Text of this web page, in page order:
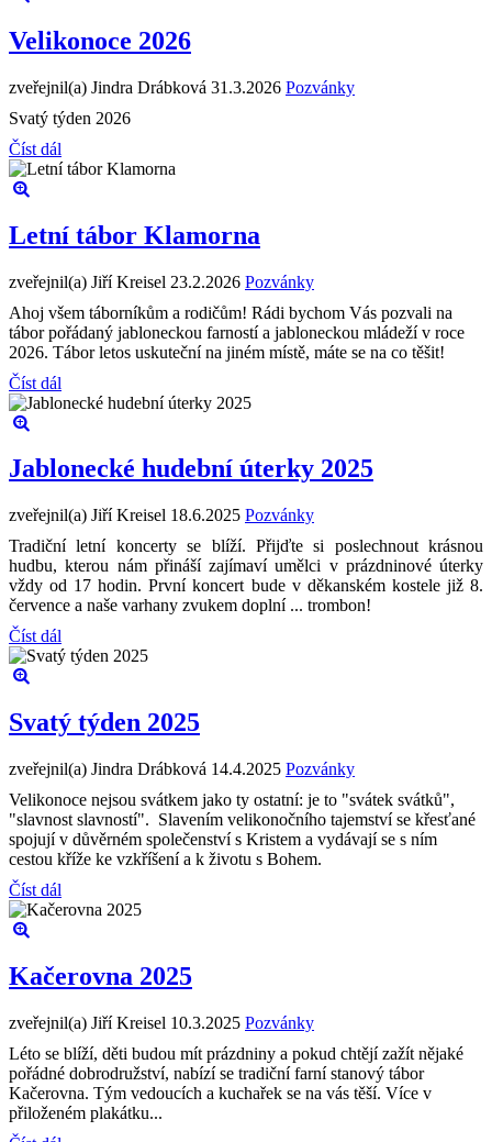
Velikonoce 2026
zveřejnil(a) Jindra Drábková 31.3.2026 Pozvánky
Svatý týden 2026
Číst dál
Letní tábor Klamorna
zveřejnil(a) Jiří Kreisel 23.2.2026 Pozvánky
Ahoj všem táborníkům a rodičům! Rádi bychom Vás pozvali na
tábor pořádaný jabloneckou farností a jabloneckou mládeží v roce
2026. Tábor letos uskuteční na jiném místě, máte se na co těšit!
Číst dál
Jablonecké hudební úterky 2025
zveřejnil(a) Jiří Kreisel 18.6.2025 Pozvánky
Tradiční letní koncerty se blíží. Přijďte si poslechnout krásnou
hudbu, kterou nám přináší zajímaví umělci v prázdninové úterky
vždy od 17 hodin. První koncert bude v děkanském kostele již 8.
července a naše varhany zvukem doplní ... trombon!
Číst dál
Svatý týden 2025
zveřejnil(a) Jindra Drábková 14.4.2025 Pozvánky
Velikonoce nejsou svátkem jako ty ostatní: je to "svátek svátků",
"slavnost slavností". Slavením velikonočního tajemství se křesťané
spojují v důvěrném společenství s Kristem a vydávají se s ním
cestou kříže ke vzkříšení a k životu s Bohem.
Číst dál
Kačerovna 2025
zveřejnil(a) Jiří Kreisel 10.3.2025 Pozvánky
Léto se blíží, děti budou mít prázdniny a pokud chtějí zažít nějaké
pořádné dobrodružství, nabízí se tradiční farní stanový tábor
Kačerovna. Tým vedoucích a kuchařek se na vás těší. Více v
přiloženém plakátku...